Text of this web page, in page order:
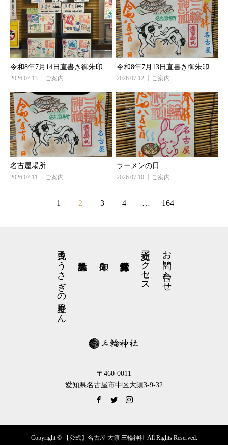
令和8年7月14日直書き御朱印
2026.07.13 ご案内
令和8年7月13日直書き御朱印
2026.07.12 ご案内
名古屋場所
2026.07.11 ご案内
ラーメンの日
2026.07.10 ご案内
1 2 3 4 … 164
お問い合わせ
交通アクセス
弓曳きうさぎの星野くん
〒460-0011
愛知県名古屋市中区大須3-9-32
Copyright © 【公式】名古屋 大須 三輪神社 All Rights Reserved.